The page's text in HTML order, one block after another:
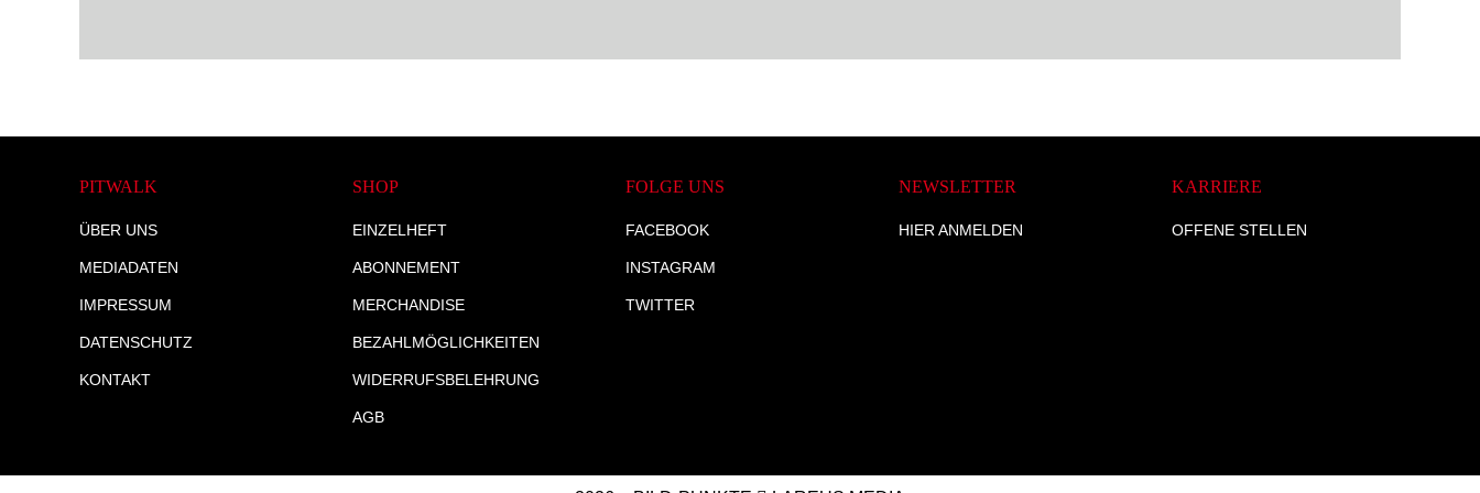
PITWALK
ÜBER UNS
MEDIADATEN
IMPRESSUM
DATENSCHUTZ
KONTAKT
SHOP
EINZELHEFT
ABONNEMENT
MERCHANDISE
BEZAHLMÖGLICHKEITEN
WIDERRUFSBELEHRUNG
AGB
FOLGE UNS
FACEBOOK
INSTAGRAM
TWITTER
NEWSLETTER
HIER ANMELDEN
KARRIERE
OFFENE STELLEN